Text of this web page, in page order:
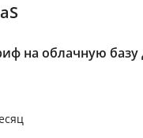
на облачную